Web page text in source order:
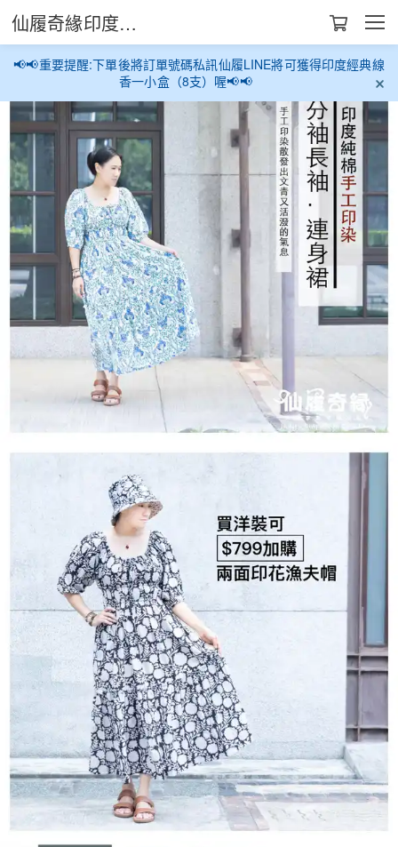
仙履奇緣印度生活館
📢📢重要提醒:下單後將訂單號碼私訊仙履LINE將可獲得印度經典線
香一小盒（8支）喔📢📢